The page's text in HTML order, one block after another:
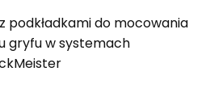
podkładkami do mocowania
gryfu w systemach